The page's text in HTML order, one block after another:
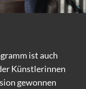
ist auch
Künstlerinnen
gewonnen